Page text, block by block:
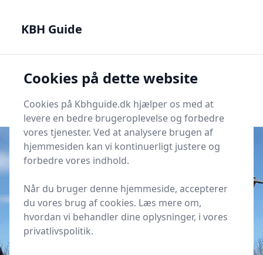
KBH Guide
Start søgning
Hvor kan børn prøve
klatrelegepladser i København?
KBH Guide
Cookies på dette website
Cookies på Kbhguide.dk hjælper os med at
levere en bedre brugeroplevelse og forbedre
vores tjenester. Ved at analysere brugen af
hjemmesiden kan vi kontinuerligt justere og
forbedre vores indhold.
Når du bruger denne hjemmeside, accepterer
du vores brug af cookies. Læs mere om,
hvordan vi behandler dine oplysninger, i vores
privatlivspolitik.